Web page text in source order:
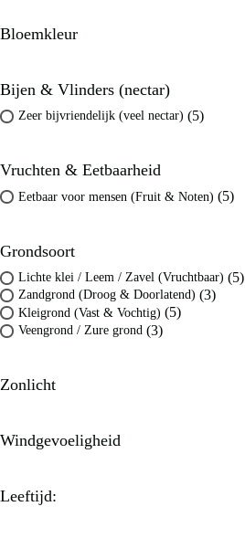
Bloemkleur
Bijen & Vlinders (nectar)
Zeer bijvriendelijk (veel nectar) (5)
Vruchten & Eetbaarheid
Eetbaar voor mensen (Fruit & Noten) (5)
Grondsoort
Lichte klei / Leem / Zavel (Vruchtbaar) (5)
Zandgrond (Droog & Doorlatend) (3)
Kleigrond (Vast & Vochtig) (5)
Veengrond / Zure grond (3)
Zonlicht
Windgevoeligheid
Leeftijd: